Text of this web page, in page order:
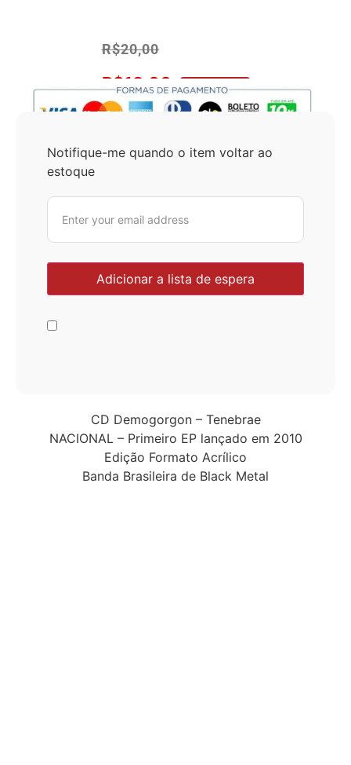
R$20,00
R$19,00 No Pix 5% OFF
Notifique-me quando o item voltar ao
estoque
CD Demogorgon – Tenebrae
NACIONAL – Primeiro EP lançado em 2010
Edição Formato Acrílico
Banda Brasileira de Black Metal